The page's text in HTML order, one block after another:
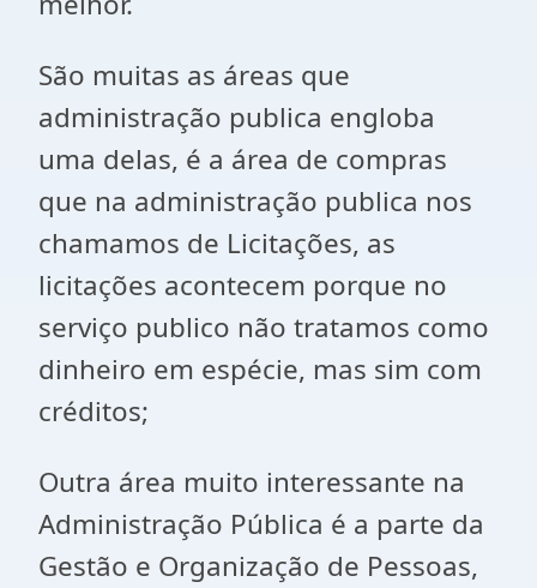
São muitas as áreas que
administração publica engloba
uma delas, é a área de compras
que na administração publica nos
chamamos de Licitações, as
licitações acontecem porque no
serviço publico não tratamos como
dinheiro em espécie, mas sim com
créditos;
Outra área muito interessante na
Administração Pública é a parte da
Gestão e Organização de Pessoas,